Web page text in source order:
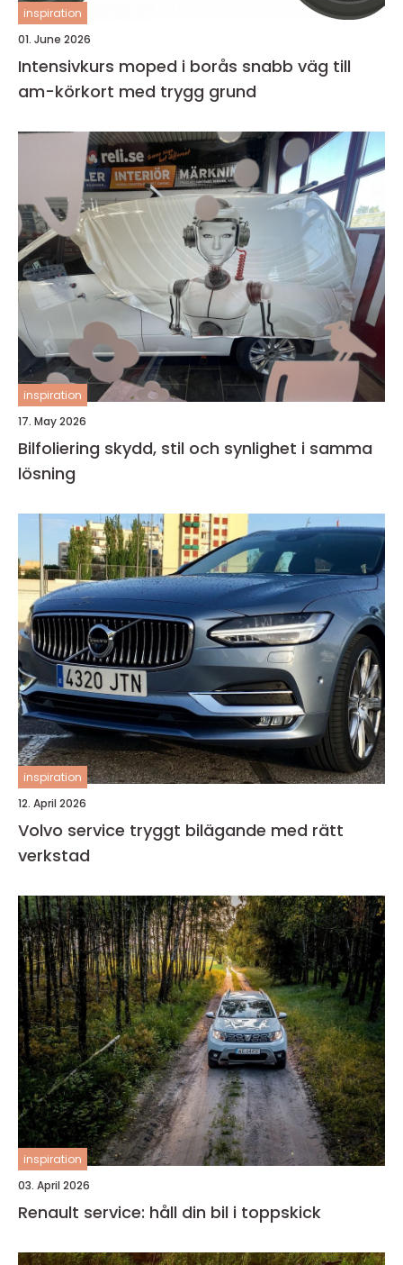
inspiration
01. June 2026
Intensivkurs moped i borås snabb väg till
am-körkort med trygg grund
inspiration
17. May 2026
Bilfoliering skydd, stil och synlighet i samma
lösning
inspiration
12. April 2026
Volvo service tryggt bilägande med rätt
verkstad
inspiration
03. April 2026
Renault service: håll din bil i toppskick